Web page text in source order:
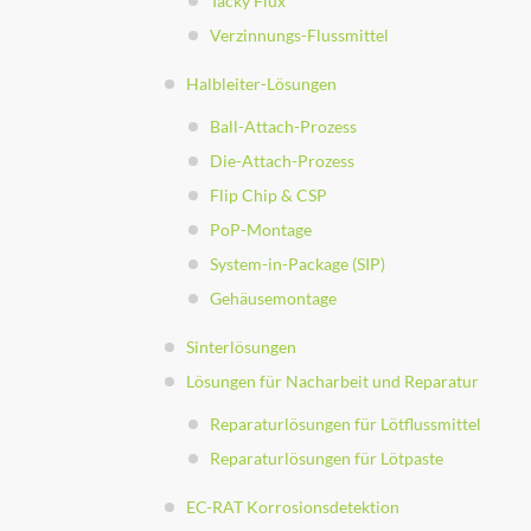
Verzinnungs-Flussmittel
Halbleiter-Lösungen
Ball-Attach-Prozess
Die-Attach-Prozess
Flip Chip & CSP
PoP-Montage
System-in-Package (SIP)
Gehäusemontage
Sinterlösungen
Lösungen für Nacharbeit und Reparatur
Reparaturlösungen für Lötflussmittel
Reparaturlösungen für Lötpaste
EC-RAT Korrosionsdetektion